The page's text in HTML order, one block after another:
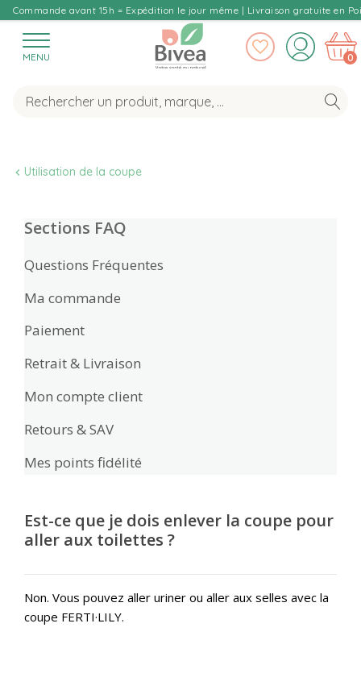
Commande avant 15h = Expédition le jour même | Livraison gratuite en
MENU 0
Utilisation de la coupe
Sections FAQ
Questions Fréquentes
Ma commande
Paiement
Retrait & Livraison
Mon compte client
Retours & SAV
Mes points fidélité
Est-ce que je dois enlever la coupe pour
aller aux toilettes ?
Non. Vous pouvez aller uriner ou aller aux selles avec la
coupe FERTI·LILY.